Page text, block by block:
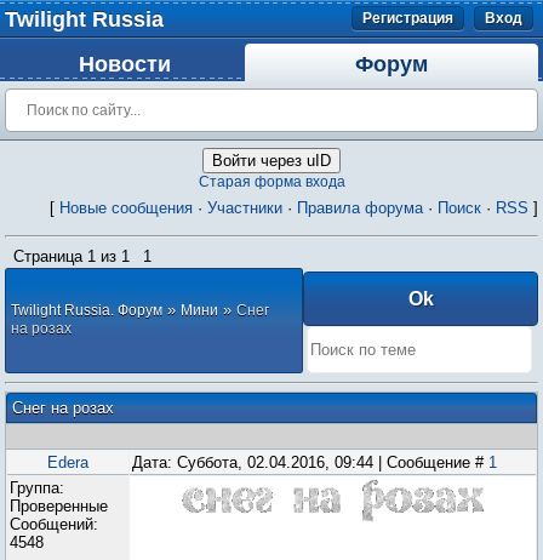
Twilight Russia Регистрация Вход
Новости Форум
Войти через uID
Старая форма входа
[ Новые сообщения · Участники · Правила форума· Поиск · RSS ]
Страница 1 из 1 1
Twilight Russia. Форум » Мини » Снег
на розах
Снег на розах
Edera Дата: Суббота, 02.04.2016, 09:44 | Сообщение # 1
Группа:
Проверенные
Сообщений:
4548